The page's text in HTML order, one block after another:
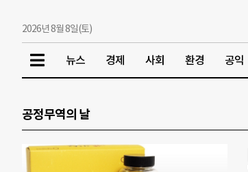
2026년 8월 8일(토)
뉴스 경제 사회 환경 공익
공정무역의 날